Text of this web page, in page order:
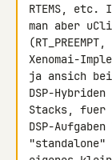
RTEMS, etc.
man aber
Xenomai-
ja ansich
DSP-
Stacks,
DSP-